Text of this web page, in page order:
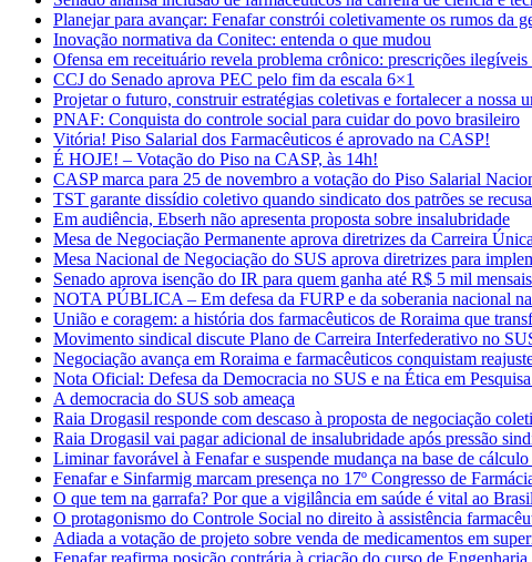
Planejar para avançar: Fenafar constrói coletivamente os rumos da
Inovação normativa da Conitec: entenda o que mudou
Ofensa em receituário revela problema crônico: prescrições
CCJ do Senado aprova PEC pelo fim da escala 6×1
Projetar o futuro, construir estratégias coletivas e fortalecer a nossa
PNAF: Conquista do controle social para cuidar do povo brasileiro
Vitória! Piso Salarial dos Farmacêuticos é aprovado na CASP!
É HOJE! – Votação do Piso na CASP, às 14h!
CASP marca para 25 de novembro a votação do Piso Salarial
TST garante dissídio coletivo quando sindicato dos patrões se
Em audiência, Ebserh não apresenta proposta sobre insalubridade
Mesa de Negociação Permanente aprova diretrizes da Carreira
Mesa Nacional de Negociação do SUS aprova diretrizes para
Senado aprova isenção do IR para quem ganha até R$ 5 mil mensais
NOTA PÚBLICA – Em defesa da FURP e da soberania nacional
União e coragem: a história dos farmacêuticos de Roraima que
Movimento sindical discute Plano de Carreira Interfederativo no
Negociação avança em Roraima e farmacêuticos conquistam
Nota Oficial: Defesa da Democracia no SUS e na Ética em
A democracia do SUS sob ameaça
Raia Drogasil responde com descaso à proposta de negociação
Raia Drogasil vai pagar adicional de insalubridade após pressão
Liminar favorável à Fenafar e suspende mudança na base de
Fenafar e Sinfarmig marcam presença no 17º Congresso de
O que tem na garrafa? Por que a vigilância em saúde é vital ao Brasil
O protagonismo do Controle Social no direito à assistência
Adiada a votação de projeto sobre venda de medicamentos em
Fenafar reafirma posição contrária à criação do curso de